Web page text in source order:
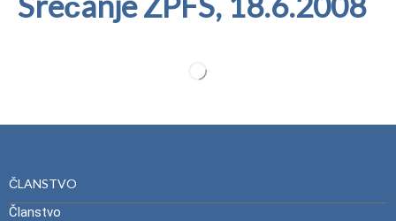
ČLANSTVO
Članstvo